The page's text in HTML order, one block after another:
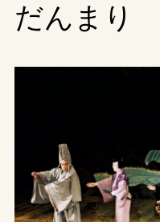
だんまり